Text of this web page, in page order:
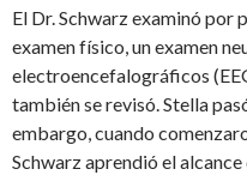
El Dr. Schwarz examinó por
examen físico, un examen
electroencefalográficos
también se revisó. Stella
embargo, cuando
Schwarz aprendió el